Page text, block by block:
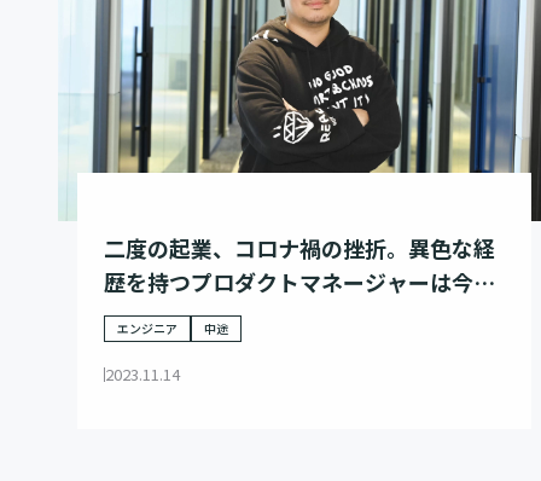
二度の起業、コロナ禍の挫折。異色な経
歴を持つプロダクトマネージャーは今、
メガベンチャーの中枢で事業創りに奮闘
する。
エンジニア 中途
2023.11.14